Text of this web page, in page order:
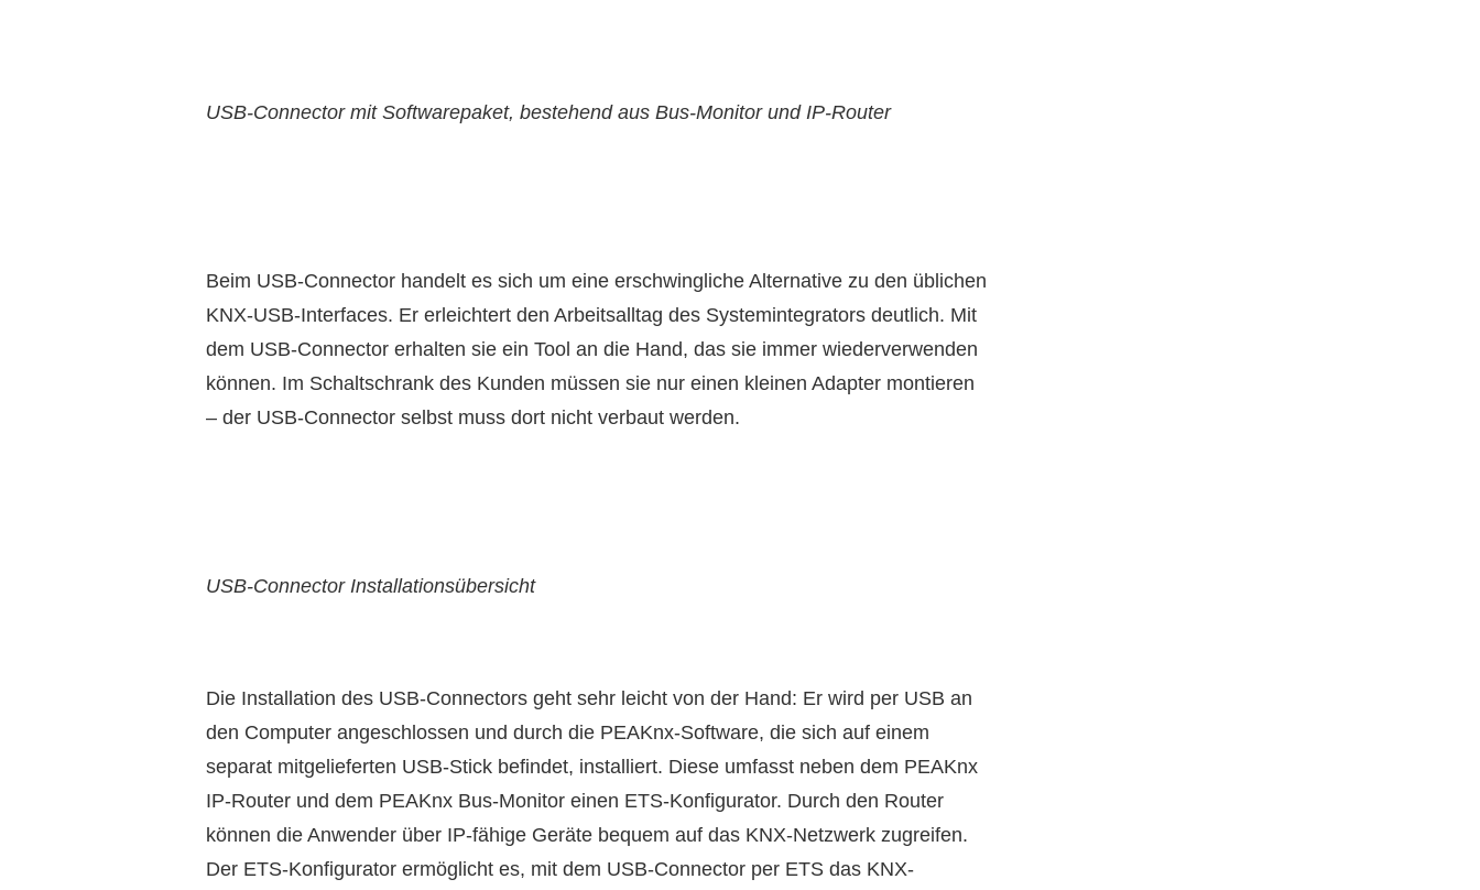
USB-Connector mit Softwarepaket, bestehend aus Bus-Monitor und IP-Router
Beim USB-Connector handelt es sich um eine erschwingliche Alternative zu den üblichen
KNX-USB-Interfaces. Er erleichtert den Arbeitsalltag des Systemintegrators deutlich. Mit
dem USB-Connector erhalten sie ein Tool an die Hand, das sie immer wiederverwenden
können. Im Schaltschrank des Kunden müssen sie nur einen kleinen Adapter montieren
– der USB-Connector selbst muss dort nicht verbaut werden.
USB-Connector Installationsübersicht
Die Installation des USB-Connectors geht sehr leicht von der Hand: Er wird per USB an
den Computer angeschlossen und durch die PEAKnx-Software, die sich auf einem
separat mitgelieferten USB-Stick befindet, installiert. Diese umfasst neben dem PEAKnx
IP-Router und dem PEAKnx Bus-Monitor einen ETS-Konfigurator. Durch den Router
können die Anwender über IP-fähige Geräte bequem auf das KNX-Netzwerk zugreifen.
Der ETS-Konfigurator ermöglicht es, mit dem USB-Connector per ETS das KNX-